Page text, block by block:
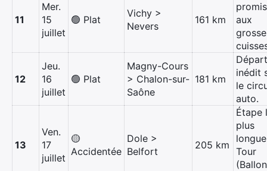
11
Mer.
15
juillet
🟢 Plat
Vichy >
Nevers
161 km
aux
12
Jeu.
16
juillet
🟢 Plat
Magny-Cours
> Chalon-sur-
Saône
181 km
Départ
inédit
le
auto.
13
Ven.
17
juillet
🟡
Accidentée
Dole >
Belfort
205 km
Étape
plus
Tour
(Ballon